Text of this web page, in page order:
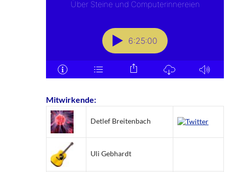
Mitwirkende:
Detlef Breitenbach
Uli Gebhardt